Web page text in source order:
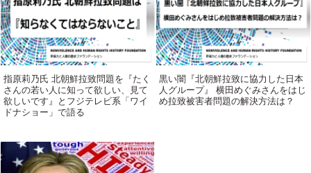
指原莉乃氏 北朝鮮拉致問題を『たく
さんの若い人に知って欲しい、見て
欲しいです』とフジテレビ系「ワイ
ドナショー」で語る
黒い闇『北朝鮮拉致に協力した日本
人グループ』 横田めぐみさんをはじ
め拉致被害者問題の解決方法は？